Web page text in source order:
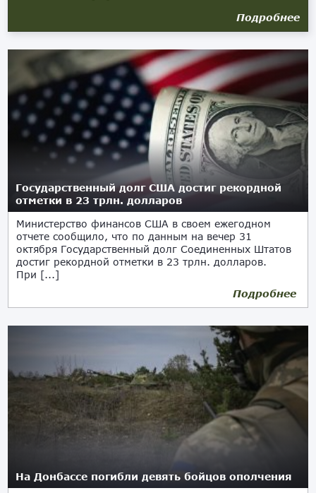
Подробнее
Государственный долг США достиг рекордной
отметки в 23 трлн. долларов
Министерство финансов США в своем ежегодном
отчете сообщило, что по данным на вечер 31
октября Государственный долг Соединенных Штатов
достиг рекордной отметки в 23 трлн. долларов.
При [...]
Подробнее
На Донбассе погибли девять бойцов ополчения